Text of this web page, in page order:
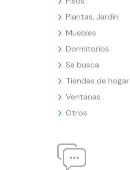
Plantas, Jardín
Muebles
Dormitorios
Se busca
Tiendas de hogar
Ventanas
Otros